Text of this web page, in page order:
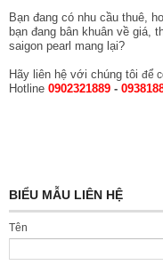
Bạn đang có nhu cầu thuê,
bạn đang bân khuân về giá,
saigon pearl mang lại?
Hãy liên hệ với chúng tôi để
Hotline 0902321889 -
BIỂU MẪU LIÊN HỆ
Tên